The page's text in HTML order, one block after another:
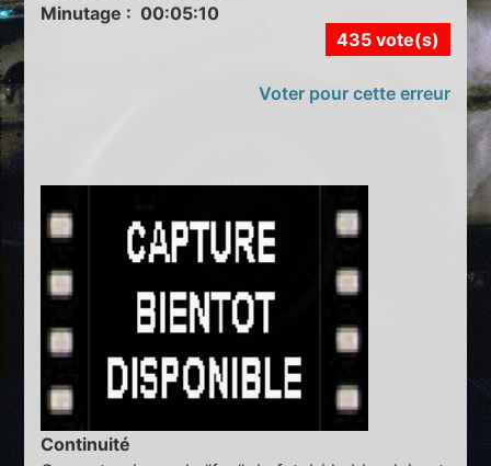
Minutage : 00:05:10
435 vote(s)
Voter pour cette erreur
Continuité